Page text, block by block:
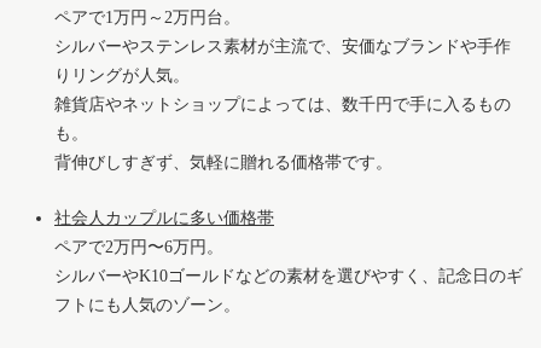
ペアで1万円～2万円台。
シルバーやステンレス素材が主流で、安価なブランドや手作
りリングが人気。
雑貨店やネットショップによっては、数千円で手に入るもの
も。
背伸びしすぎず、気軽に贈れる価格帯です。
社会人カップルに多い価格帯
ペアで2万円〜6万円。
シルバーやK10ゴールドなどの素材を選びやすく、記念日のギ
フトにも人気のゾーン。